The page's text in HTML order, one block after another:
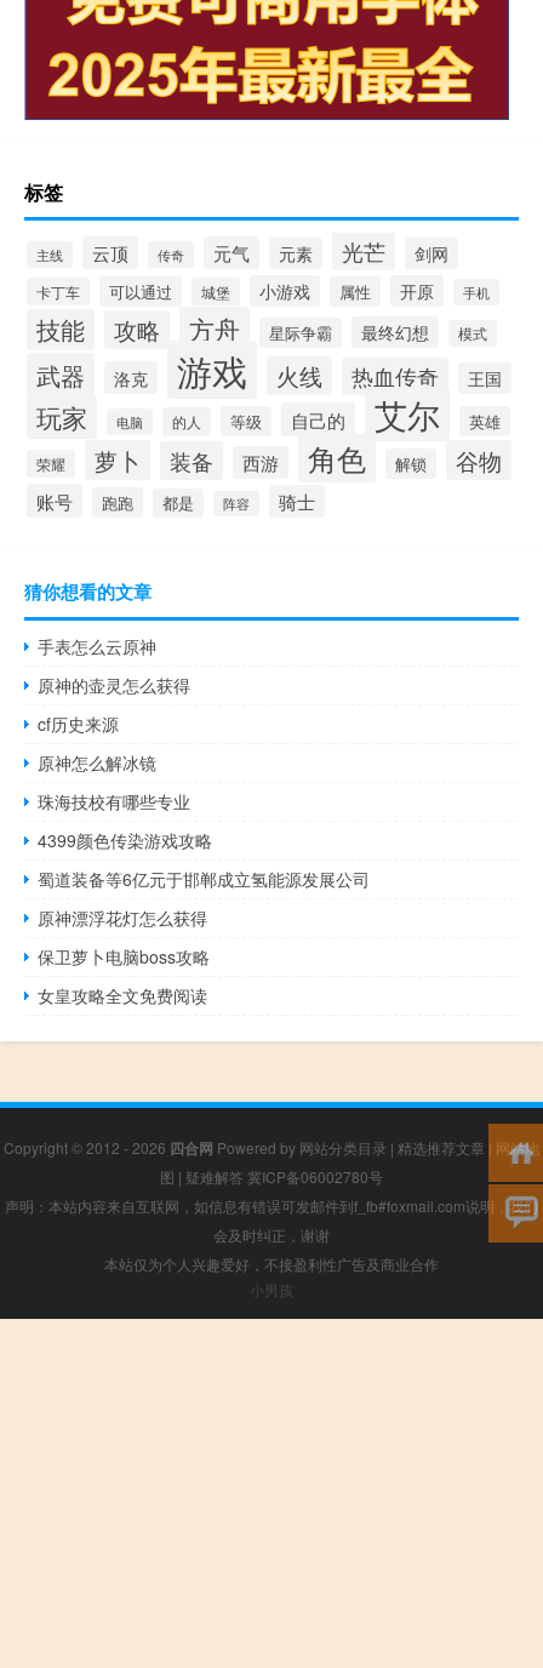
标签
主线 云顶 传奇 元气 元素 光芒 剑网
卡丁车 可以通过 城堡 小游戏 属性 开原 手机
技能 攻略 方舟 星际争霸 最终幻想 模式
武器 洛克 游戏 火线 热血传奇 王国
玩家 电脑 的人 等级 自己的 艾尔 英雄
荣耀 萝卜 装备 西游 角色 解锁 谷物
账号 跑跑 都是 阵容 骑士
猜你想看的文章
手表怎么云原神
原神的壶灵怎么获得
cf历史来源
原神怎么解冰镜
珠海技校有哪些专业
4399颜色传染游戏攻略
蜀道装备等6亿元于邯郸成立氢能源发展公司
原神漂浮花灯怎么获得
保卫萝卜电脑boss攻略
女皇攻略全文免费阅读
Copyright © 2012 - 2026 四合网 Powered by 网站分类目录 | 精选推荐文章 | 网站地
图 | 疑难解答 冀ICP备06002780号
声明：本站内容来自互联网，如信息有错误可发邮件到f_fb#foxmail.com说明，我们
会及时纠正，谢谢
本站仅为个人兴趣爱好，不接盈利性广告及商业合作
小男孩